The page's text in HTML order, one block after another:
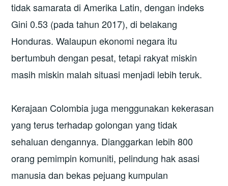
tidak samarata di Amerika Latin, dengan indeks
Gini 0.53 (pada tahun 2017), di belakang
Honduras. Walaupun ekonomi negara itu
bertumbuh dengan pesat, tetapi rakyat miskin
masih miskin malah situasi menjadi lebih teruk.
Kerajaan Colombia juga menggunakan kekerasan
yang terus terhadap golongan yang tidak
sehaluan dengannya. Dianggarkan lebih 800
orang pemimpin komuniti, pelindung hak asasi
manusia dan bekas pejuang kumpulan